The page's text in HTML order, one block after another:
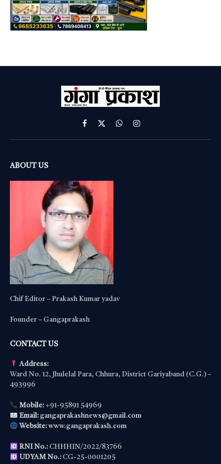
Facebook
X
(Twitter)
WhatsAppInstagram
ABOUT US
Chif Editor – Prakash Kumar yadav
Founder – Gangaprakash
CONTACT US
Address:
Ward No. 12, Jhulelal Para, Chhura, District Gariyaband (C.G.) –
493996
Mobile:+91-95891 54969
Email: gangaprakashnews@gmail.com
Website: www.gangaprakash.com
RNI No.:CHHHIN/2022/83766
UDYAM No.:CG-25-0001205